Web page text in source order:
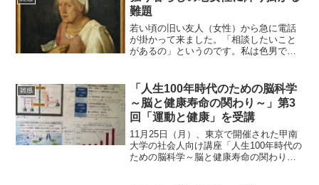
難題
若い頃の旧い友人（女性）から急に電話
が掛かって来ました。「相談したいこと
があるの」というのです。私は色男です
から後で掛け直すことにしました。ちょ
うど、その時、「小春日和...
雑感
「人生100年時代のための脳科学
～脳と健康寿命の関わり～」第3
回「運動と健康」を受講
11月25日（月）、東京で開催された甲南
大学の社会人向け講座「人生100年時代の
ための脳科学～脳と健康寿命の関わり